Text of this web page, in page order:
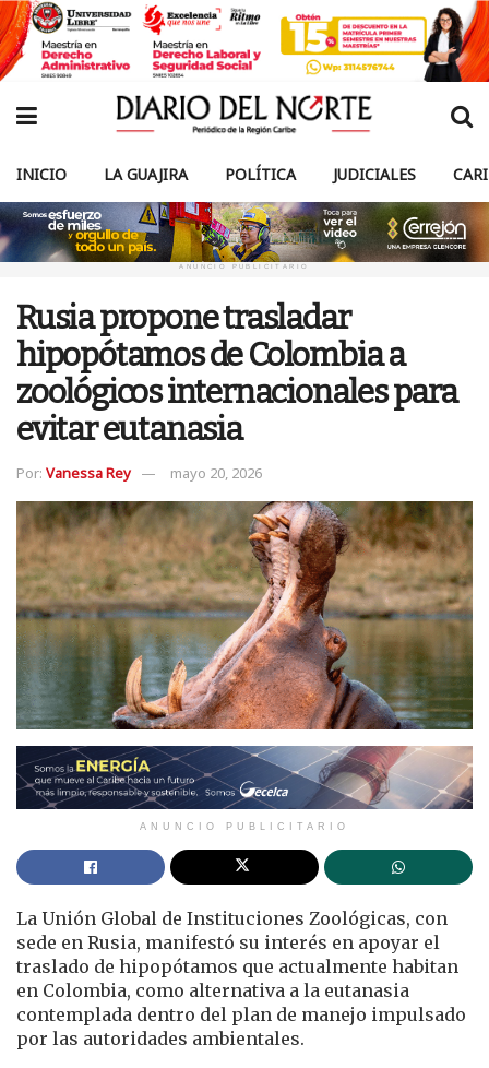
INICIO LA GUAJIRA POLÍTICA JUDICIALES
ANUNCIO PUBLICITARIO
Rusia propone trasladar
hipopótamos de Colombia a
zoológicos internacionales para
evitar eutanasia
Por: Vanessa Rey mayo 20, 2026
ANUNCIO PUBLICITARIO
La Unión Global de Instituciones Zoológicas, con
sede en Rusia, manifestó su interés en apoyar el
traslado de hipopótamos que actualmente habitan
en Colombia, como alternativa a la eutanasia
contemplada dentro del plan de manejo impulsado
por las autoridades ambientales.